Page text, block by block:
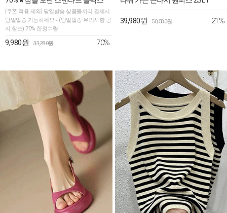
[쿠폰 적용 제외] 당일발송 상품들끼리 결제시
당일발송 가능하세요~ (당일발송 유의사항 공
지 참조) 70% 한정수량
9,980원 33,280원 70%
39,980원 50,580원 21%